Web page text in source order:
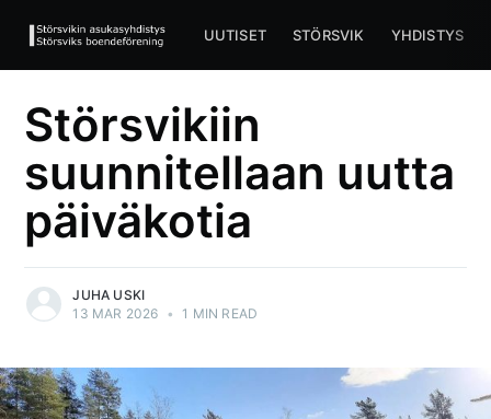
UUTISET STÖRSVIK YHDISTYS
Störsvikiin
suunnitellaan uutta
päiväkotia
JUHA USKI
13 MAR 2026 • 1 MIN READ